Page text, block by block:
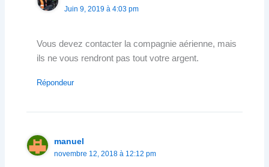
Juin 9, 2019 à 4:03 pm
Vous devez contacter la compagnie aérienne, mais
ils ne vous rendront pas tout votre argent.
Répondeur
manuel
novembre 12, 2018 à 12:12 pm